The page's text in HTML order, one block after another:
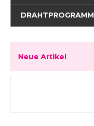
DRAHTPROGRAMM
Neue Artikel